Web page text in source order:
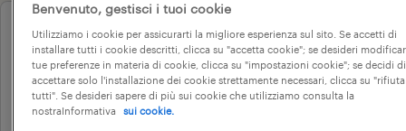
operational
operatore di produzione
(m/f/nb)
pescara, abruzzo
Benvenuto, gestisci i tuoi cookie
Utilizziamo i cookie per assicurarti la migliore esperienza sul sito. Se accetti di
installare tutti i cookie descritti, clicca su "accetta cookie"; se desideri
tue preferenze in materia di cookie, clicca su "impostazioni cookie"; se decidi di
accettare solo l'installazione dei cookie strettamente necessari, clicca su "rifiuta
tutti". Se desideri sapere di più sui cookie che utilizziamo consulta la
nostraInformativa
sui cookie.